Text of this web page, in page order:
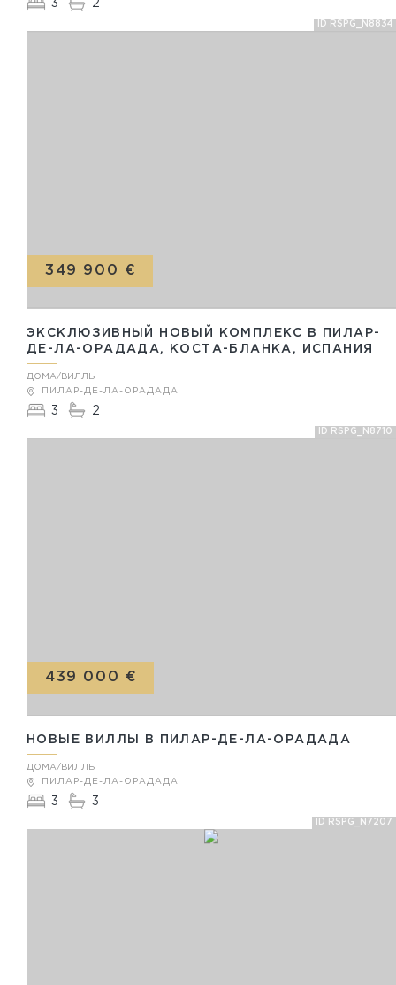
3 2
ID RSPG_N8834
ЭКСКЛЮЗИВНЫЙ НОВЫЙ КОМПЛЕКС В ПИЛАР-
ДЕ-ЛА-ОРАДАДА, КОСТА-БЛАНКА, ИСПАНИЯ
ПИЛАР-ДЕ-ЛА-ОРАДАДА
349 900 €
ДОМА/ВИЛЛЫ
3 2
ID RSPG_N8710
НОВЫЕ ВИЛЛЫ В ПИЛАР-ДЕ-ЛА-ОРАДАДА
ПИЛАР-ДЕ-ЛА-ОРАДАДА
439 000 €
ДОМА/ВИЛЛЫ
3 3
ID RSPG_N7207